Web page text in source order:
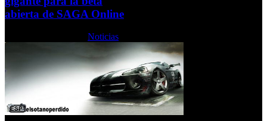
abierta de SAGA Online
Noticias